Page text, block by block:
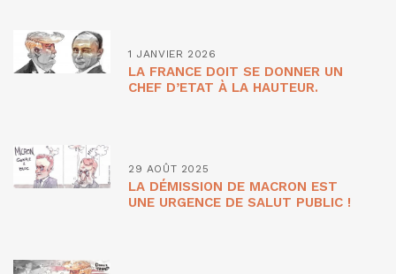
1 JANVIER 2026
LA FRANCE DOIT SE DONNER UN
CHEF D’ETAT À LA HAUTEUR.
29 AOÛT 2025
LA DÉMISSION DE MACRON EST
UNE URGENCE DE SALUT PUBLIC !